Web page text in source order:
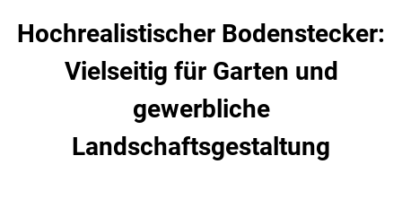
Hochrealistischer Bodenstecker:
Vielseitig für Garten und
gewerbliche
Landschaftsgestaltung